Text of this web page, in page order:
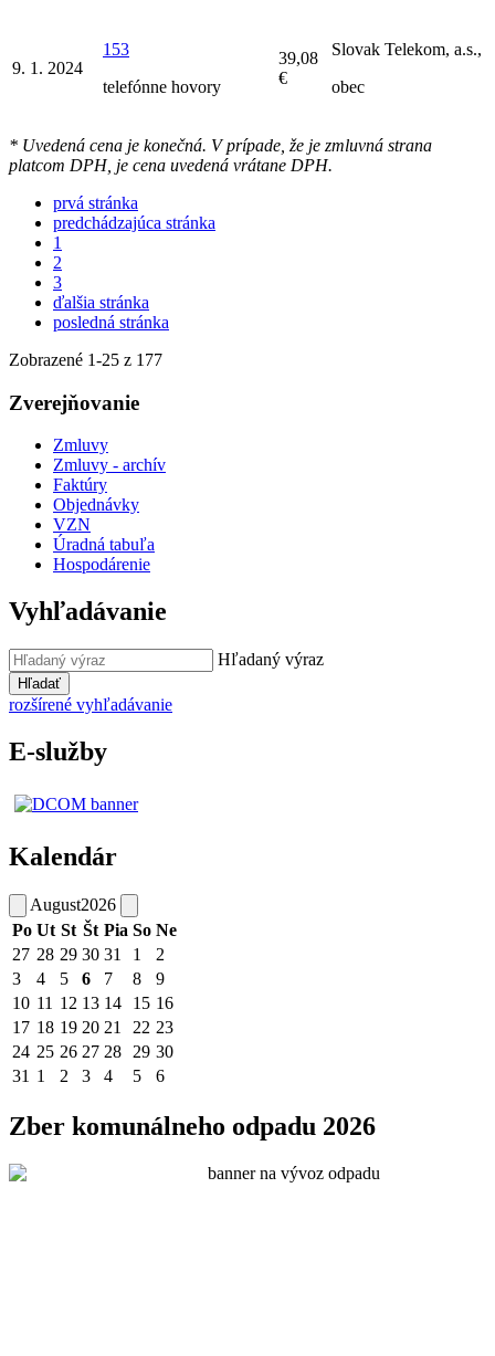
9. 1. 2024
153
telefónne hovory
39,08
€
Slovak Telekom, a.s.,
obec
* Uvedená cena je konečná. V prípade, že je zmluvná strana
platcom DPH, je cena uvedená vrátane DPH.
prvá stránka
predchádzajúca stránka
1
2
3
ďalšia stránka
posledná stránka
Zobrazené 1-25 z 177
Zverejňovanie
Zmluvy
Zmluvy - archív
Faktúry
Objednávky
VZN
Úradná tabuľa
Hospodárenie
Vyhľadávanie
Hľadaný výraz
Hľadať
rozšírené vyhľadávanie
E-služby
Kalendár
August2026
Po Ut St Št Pia So Ne
27 28 29 30 31 1
2
3
4 5 6 7 8
9
10 11 12 13 14 15 16
17 18 19 20 21 22 23
24 25 26 27 28 29 30
31 1 2 3 4 5 6
Zber komunálneho odpadu 2026